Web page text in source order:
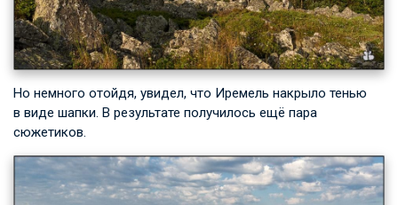
Но немного отойдя, увидел, что Иремель накрыло тенью
в виде шапки. В результате получилось ещё пара
сюжетиков.